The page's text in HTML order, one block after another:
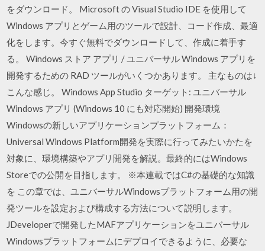
をダウンロード。 Microsoft の Visual Studio IDE を使用して
Windows アプリとゲーム用のツールで設計、コード作成、最適
化をします。今すぐ無料でダウンロードして、作成に着手す
る。 Windows ストア アプリ / ユニバーサル Windows アプリを
開発するための RAD ツールがいくつかあります。 主なものは↓
こんな感じ。 Windows App Studio ターゲット: ユニバーサル
Windows アプリ (Windows 10 にも対応開始) 開発環境
Windowsの新しいアプリケーションプラットフォーム：
Universal Windows Platform開発を実際に行ってみたいかたを
対象に、環境構築やアプリ開発を解説。最終的にはWindows
Storeでの公開を目指します。 ※本連載ではC#の基礎的な知識
を この章では、ユニバーサルWindowsプラットフォーム用の開
発ツールを設定および構成する方法について説明します。
JDeveloperで開発したMAFアプリケーションをユニバーサル
Windowsプラットフォームにデプロイできるように、必要な